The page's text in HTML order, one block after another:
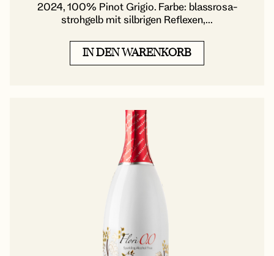
2024, 100% Pinot Grigio. Farbe: blassrosa-
strohgelb mit silbrigen Reflexen,...
IN DEN WARENKORB